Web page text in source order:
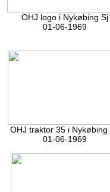
OHJ logo i Nykøbing Sj
01-06-1969
OHJ traktor 35 i Nykøbing
01-06-1969